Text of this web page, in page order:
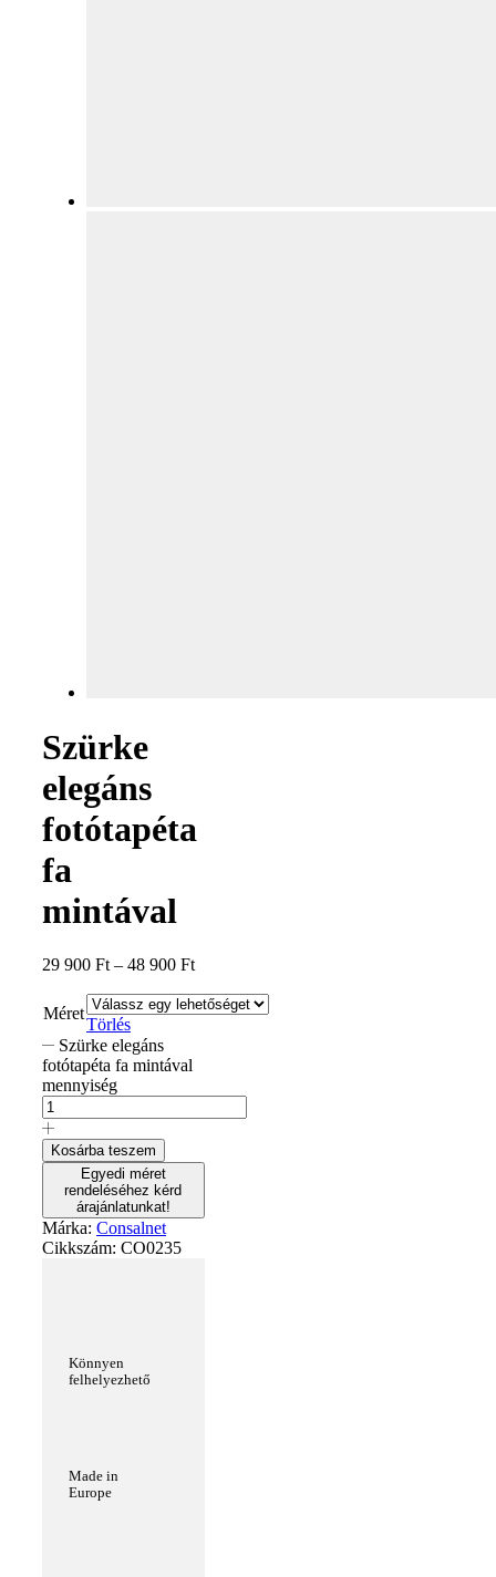
Szürke
elegáns
fotótapéta
fa
mintával
29 900 Ft – 48 900 Ft
Méret
Törlés
Szürke elegáns
fotótapéta fa mintával
mennyiség
Kosárba teszem
Egyedi méret
rendeléséhez kérd
árajánlatunkat!
Márka: Consalnet
Cikkszám: CO0235
Könnyen
felhelyezhető
Made in
Europe